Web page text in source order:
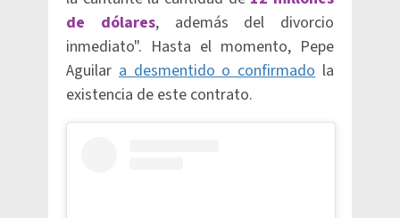
de dólares, además del divorcio
inmediato". Hasta el momento, Pepe
Aguilar a desmentido o confirmado la
existencia de este contrato.